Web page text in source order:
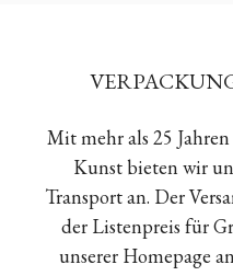
Mit mehr als 25
Kunst bieten wir
Transport an. Der
der Listenpreis für
unserer Homepage